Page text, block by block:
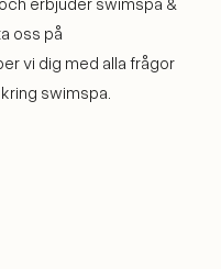
oss på
vi dig med alla frågor
swimspa.